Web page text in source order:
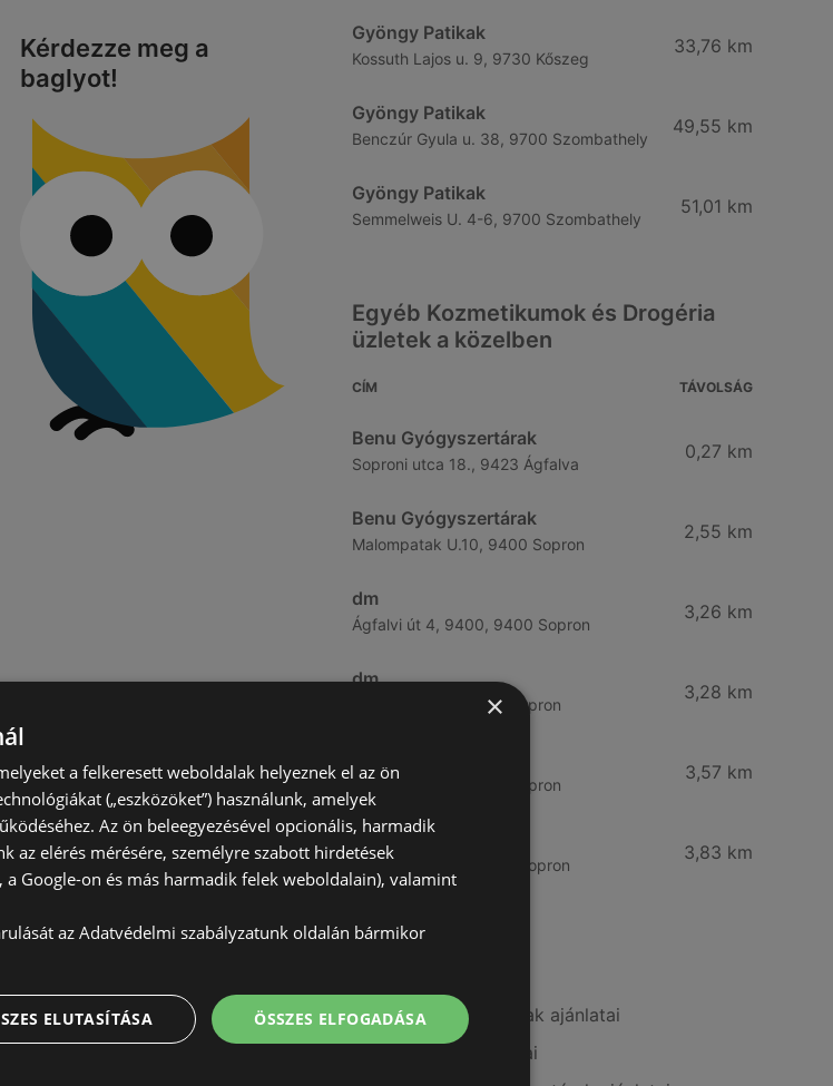
Kérdezze meg a
baglyot!
Gyöngy Patikak
Kossuth Lajos u. 9, 9730 Kőszeg
33,76 km
Gyöngy Patikak
Benczúr Gyula u. 38, 9700 Szombathely
49,55 km
Gyöngy Patikak
Semmelweis U. 4-6, 9700 Szombathely
51,01 km
Egyéb Kozmetikumok és Drogéria
üzletek a közelben
CÍM TÁVOLSÁG
Benu Gyógyszertárak
Soproni utca 18., 9423 Ágfalva
0,27 km
Benu Gyógyszertárak
Malompatak U.10, 9400 Sopron
2,55 km
dm
Ágfalvi út 4, 9400, 9400 Sopron
3,26 km
dm
Besenyő u. 23, 9400 Sopron
3,28 km
Bánfalvi út 14., 9400 Sopron
3,57 km
Rossmann
Bánfalvi út 6-8., 9400 Sopron
3,83 km
A(z) Gyöngy Patikak ajánlatai
A(z) Vianni ajánlatai
×
a felkeresett weboldalak helyeznek el az ön
(„eszközöket”) használunk, amelyek
Az ön beleegyezésével opcionális, harmadik
az elérés mérésére, személyre szabott hirdetések
a Google-on és más harmadik felek weboldalain), valamint
az Adatvédelmi szabályzatunk oldalán bármikor
ÖSSZES ELFOGADÁSA
ELUTASÍTÁSA